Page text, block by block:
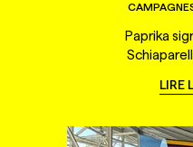
Paprika
LIRE